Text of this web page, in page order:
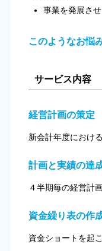
事業を発展さ
このようなお悩
サービス内容
経営計画の策定
新会計年度におけ
計画と実績の達
４半期毎の経営計
資金繰り表の作
資金ショートを起